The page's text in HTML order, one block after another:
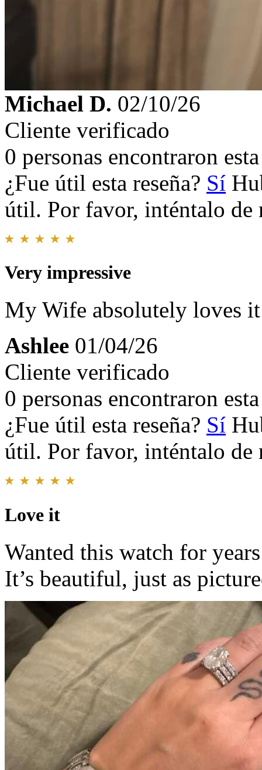
Michael D. 02/10/26
Cliente verificado
0 personas encontraron
¿Fue útil esta reseña? Sí
útil. Por favor, inténtalo de
Very impressive
My Wife absolutely loves it
Ashlee 01/04/26
Cliente verificado
0 personas encontraron
¿Fue útil esta reseña? Sí
útil. Por favor, inténtalo de
Love it
Wanted this watch for
It’s beautiful, just as